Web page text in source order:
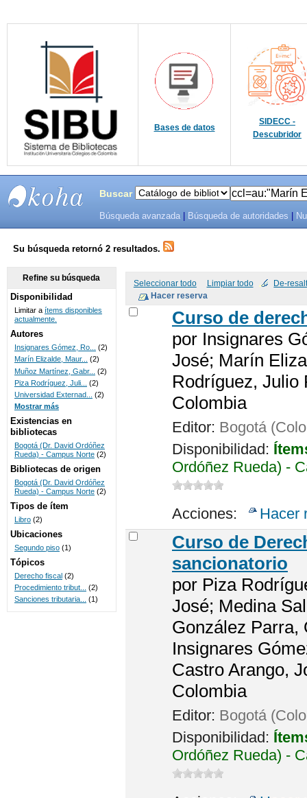
Bases de datos
SIDECC -
Descubridor
SISTEMAS
DE
BIBLIOTECAS
UNICOC
Buscar
Búsqueda avanzada Búsqueda de autoridades
Su búsqueda retornó 2 resultados.
Seleccionar todo Limpiar todo De-
Curso de
por Insignares
José; Marín
Rodríguez, Julio
Colombia
Editor: Bogotá
Disponibilidad:
Ordóñez Rueda) -
Acciones: Hacer
Curso de
sancionatorio
por Piza
José; Medina
González Parra,
Insignares
Castro Arango,
Colombia
Editor: Bogotá
Disponibilidad:
Ordóñez Rueda) -
Refine su búsqueda
Disponibilidad
Limitar a ítems disponibles
actualmente.
Autores
Insignares Gómez, Ro...
(2)
Marín Elizalde, Maur... (2)
Muñoz Martínez, Gabr...
(2)
Piza Rodríguez, Juli...
(2)
Universidad Externad...
(2)
Mostrar más
Existencias en
bibliotecas
Bogotá (Dr. David Ordóñez
Rueda) - Campus Norte (2)
Bibliotecas de origen
Bogotá (Dr. David Ordóñez
Rueda) - Campus Norte (2)
Tipos de ítem
Libro (2)
Ubicaciones
Segundo piso (1)
Tópicos
Derecho fiscal (2)
Procedimiento tribut...
(2)
Sanciones tributaria... (1)